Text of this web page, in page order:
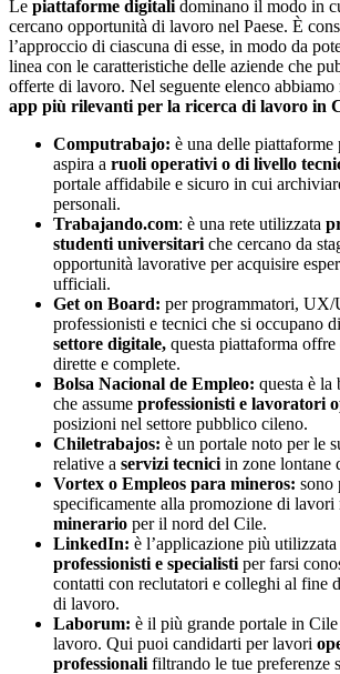
Le piattaforme digitali dominano il modo in
cercano opportunità di lavoro nel Paese. È
l’approccio di ciascuna di esse, in modo da
linea con le caratteristiche delle aziende che
offerte di lavoro. Nel seguente elenco abbiamo
app più rilevanti per la ricerca di lavoro in
Computrabajo: è una delle
aspira a ruoli operativi o di livello
portale affidabile e sicuro in cui
personali.
Trabajando.com: è una rete utilizzata
studenti universitari che cercano da
opportunità lavorative per acquisire
ufficiali.
Get on Board: per programmatori, UX/
professionisti e tecnici che si occupano di
settore digitale, questa piattaforma
dirette e complete.
Bolsa Nacional de Empleo: questa è la
che assume professionisti e lavoratori
posizioni nel settore pubblico cileno.
Chiletrabajos: è un portale noto per le
relative a servizi tecnici in zone lontane
Vortex o Empleos para mineros: sono
specificamente alla promozione di lavori
minerario per il nord del Cile.
LinkedIn: è l’applicazione più utilizzata
professionisti e specialisti per farsi
contatti con reclutatori e colleghi al fine
di lavoro.
Laborum: è il più grande portale in
lavoro. Qui puoi candidarti per lavori
professionali filtrando le tue preferenze